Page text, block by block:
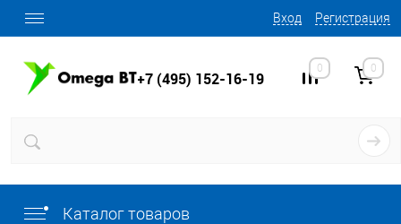
Вход Регистрация
+7 (495) 152-16-19
0 0
Каталог товаров